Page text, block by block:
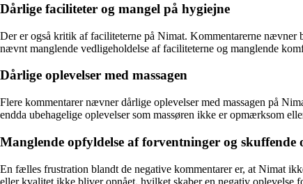
Dårlige faciliteter og mangel på hygiejne
Der er også kritik af faciliteterne på Nimat. Kommentarerne nævner
nævnt manglende vedligeholdelse af faciliteterne og manglende
Dårlige oplevelser med massagen
Flere kommentarer nævner dårlige oplevelser med massagen på
endda ubehagelige oplevelser som massøren ikke er opmærksom
Manglende opfyldelse af forventninger og skuffende
En fælles frustration blandt de negative kommentarer er, at Nimat
eller kvalitet ikke bliver opnået, hvilket skaber en negativ oplevelse